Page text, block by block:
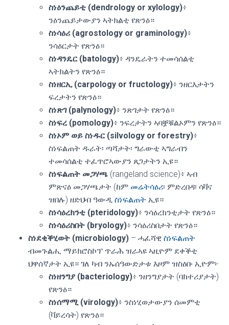
ስነዕንጨይቲ (dendrology or xylology)፥
ንዕንጨይታውያን ኣትክልቲ የጽንዕ።
ስነሳዕሪ (agrostology or graminology)፥
ንሳዕርታት የጽንዕ።
ስነዳንዴር (batology)፥ ዳንዴራትን ተመሳሰልቲ
ኣትክልትን የጽንዕ።
ስነዘርኢ (carpology or fructology)፥ ንዘርእታትን
ፍረታትን የጽንዕ።
ስነጽገ (palynology)፥ ንጽገታት የጽንዕ።
ስነፍረ (pomology)፥ ንፍረታትን ኣባቛቑልኦምን የጽንዕ።
ስነኦም ወይ ስነዱር (silvology or forestry)፥
ስነፍልጠት ዱራት፡ ጣሻታት፡ ግራውቲ ኣግራብን
ተመሳሰልቲ ተፈጥሮኣውያን ጸጋታትን ኢዩ።
ስነፍልጠት መጋሃጫ (rangeland science)፥ ኣብ
ምጽናዕ መጋሃጫታት (ከም መሬትሳዕሪ፡ ምድረበዳ፡ ሳቫና
ዝበሉ) ዘድህብ ዓውዲ ስነፍልጠት ኢዩ።
ስነሳዕረክንቲ (pteridology)፥ ንሳዕረክንቲታት የጽንዕ።
ስነሳዕሪስበት (bryology)፥ ንሳዕሪስበታት የጽንዕ።
ስነደቂቕሂወት (microbiology) – ሓፈሻዊ ስነፍልጠት
ብመጉልሒ ማይክሮስኮፕ ጥራሕ ዝራኣዩ ኣዚዮም ደቀቕቲ
ህዋሰኛታት ኢዩ። ገለ ካብ ንኡሰዓውድታቱ እዞም ዝስዕቡ ኢዮም፦
ስነዘንግያ (bacteriology)፥ ንዘንግያታት (ባክተሪያታት)
የጽንዕ።
ስነሰማሚ (virology)፥ ንስነሂወታውያን ሰመምቲ
(ቫይረሳት) የጽንዕ።